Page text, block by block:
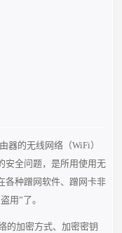
器的无线网络（WiFi）
安全问题，是所用使用无
各种蹭网软件、蹭网卡非
用”了。
的加密方式、加密密钥